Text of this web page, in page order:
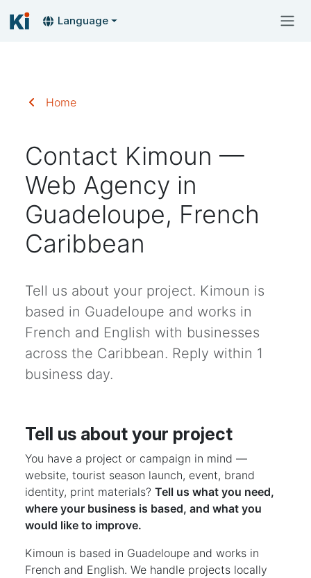
Language
Home
Contact Kimoun —
Web Agency in
Guadeloupe, French
Caribbean
Tell us about your project. Kimoun is
based in Guadeloupe and works in
French and English with businesses
across the Caribbean. Reply within 1
business day.
Tell us about your project
You have a project or campaign in mind —
website, tourist season launch, event, brand
identity, print materials? Tell us what you need,
where your business is based, and what you
would like to improve.
Kimoun is based in Guadeloupe and works in
French and English. We handle projects locally